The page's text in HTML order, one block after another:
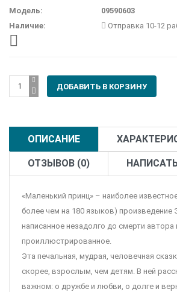
Модель:
09590603
Наличие:
Отправка 10-12
ОПИСАНИЕ
ОТЗЫВОВ (0)
«Маленький принц» – наиболее
более чем на 180 языков) произведение
написанное незадолго до смерти
проиллюстрированное.
Эта печальная, мудрая, человечная
скорее, взрослым, чем детям. В ней
важном: о дружбе и любви, о долге и